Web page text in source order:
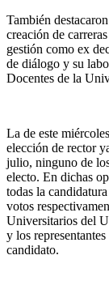
También
creación de
gestión como ex
de diálogo y su
Docentes de la
La de este
elección de rector
julio, ninguno de
electo. En dichas
todas la
votos
Universitarios del
y los
candidato.